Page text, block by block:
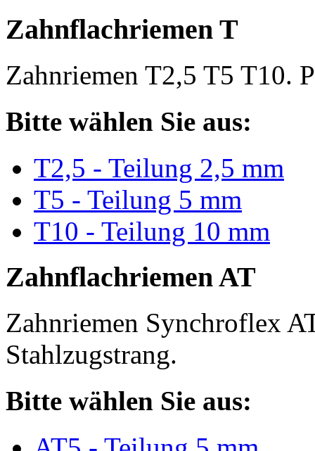
Zahnflachriemen T
Zahnriemen T2,5 T5 T10.
Bitte wählen Sie aus:
T2,5 - Teilung 2,5 mm
T5 - Teilung 5 mm
T10 - Teilung 10 mm
Zahnflachriemen AT
Zahnriemen Synchroflex
Stahlzugstrang.
Bitte wählen Sie aus: